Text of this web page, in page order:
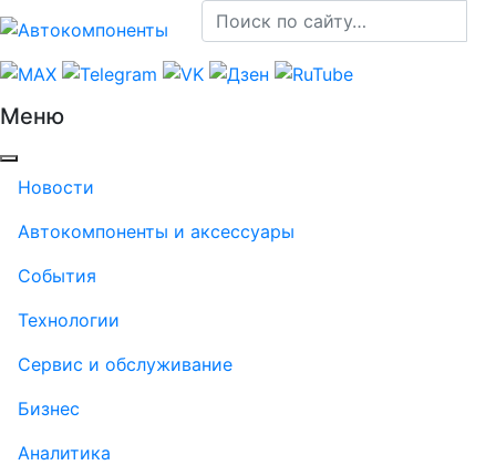
Меню
Новости
Автокомпоненты и аксессуары
События
Технологии
Сервис и обслуживание
Бизнес
Аналитика